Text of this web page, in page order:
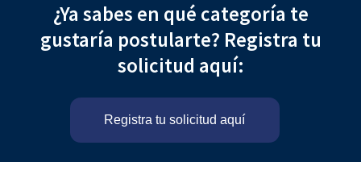
¿Ya sabes en qué categoría te
gustaría postularte? Registra tu
solicitud aquí:
Registra tu solicitud aquí